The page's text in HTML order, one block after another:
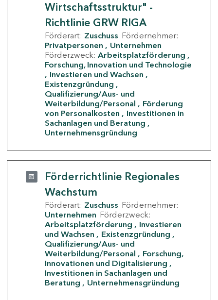
Wirtschaftsstruktur" -
Richtlinie GRW RIGA
Förderart: Zuschuss Fördernehmer:
Privatpersonen
Unternehmen
Förderzweck: Arbeitsplatzförderung
Forschung, Innovation und Technologie
Investieren und Wachsen
Existenzgründung
Qualifizierung/Aus- und
Weiterbildung/Personal
Förderung
von Personalkosten
Investitionen in
Sachanlagen und Beratung
Unternehmensgründung
Förderrichtlinie Regionales
Wachstum
Förderart: Zuschuss Fördernehmer:
Unternehmen Förderzweck:
Arbeitsplatzförderung
Investieren
und Wachsen
Existenzgründung
Qualifizierung/Aus- und
Weiterbildung/Personal
Forschung,
Innovationen und Digitalisierung
Investitionen in Sachanlagen und
Beratung
Unternehmensgründung